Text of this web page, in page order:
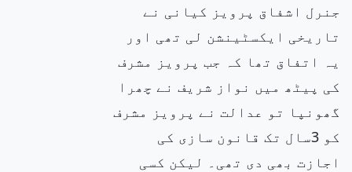
جنرل اشفاق پرویز کیانی نے
تاریخی ایکسٹینشن لی تھی اور
یہ اتفاق تھا کہ جب پرویز مشرف
کی پیٹھ میں نواز شریف نے چھرا
گھونپا تو عدالت نے پرویز مشرف
کو 3سال تک قانون سازی کی
اجازت بھی دی تھی۔ لیکن کسی